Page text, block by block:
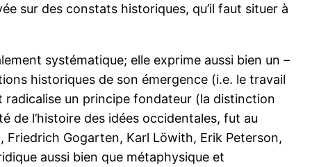
sur des constats historiques, qu’il faut situer à
systématique; elle exprime aussi bien un –
historiques de son émergence (i.e. le travail
radicalise un principe fondateur (la distinction
l’histoire des idées occidentales, fut au
Friedrich Gogarten, Karl Löwith, Erik Peterson,
aussi bien que métaphysique et